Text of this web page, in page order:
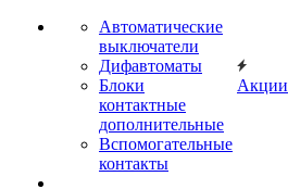
Автоматические
выключатели
Дифавтоматы
Блоки
контактные
дополнительные
Вспомогательные
контакты
Акции